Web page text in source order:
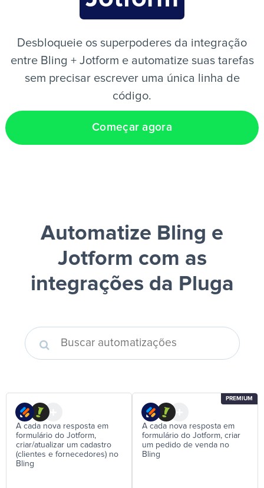
Desbloqueie os superpoderes da integração
entre Bling + Jotform e automatize suas tarefas
sem precisar escrever uma única linha de
código.
Começar agora
Automatize Bling e
Jotform com as
integrações da Pluga
A cada nova resposta em
formulário do Jotform,
criar/atualizar um cadastro
(clientes e fornecedores) no
Bling
PREMIUM
A cada nova resposta em
formulário do Jotform, criar
um pedido de venda no
Bling